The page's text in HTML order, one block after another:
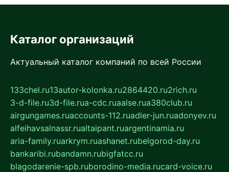
Каталог организаций
Актуальный каталог компаний по всей России
133chel.ru13autor-kolonka.ru2864420.ru2rich.ru
3-d-file.ru3d-file.rua-cdc.ruaalse.rua380club.ru
airgungames.ruaccounts-112.ruadler-jun.ruadonyev.ru
alfeihavsalnassr.rualtaipant.ruargentinamia.ru
aria-family.ruarkrym.ruashanet.rubelgorod-day.ru
bankaribi.rubandamn.rubigfatcc.ru
blagodarenie-spb.ruborodino-media.rucard-voice.ru